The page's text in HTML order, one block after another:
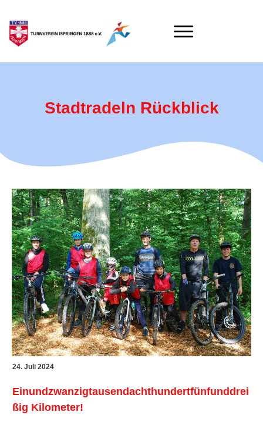
Stadtradeln Rückblick
24. Juli 2024
Einundzwanzigtausendachthundertfünfunddrei
ßig Kilometer!